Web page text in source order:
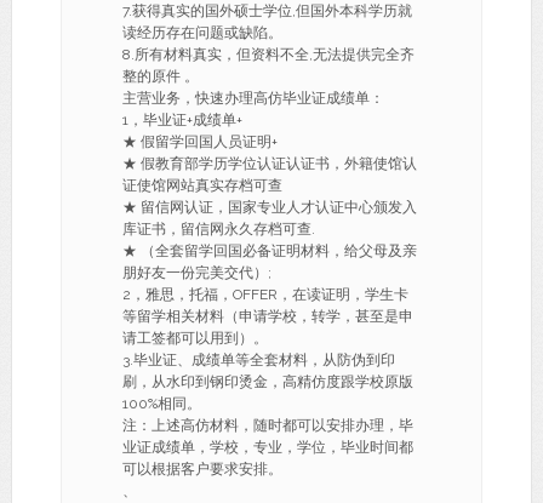
7.获得真实的国外硕士学位,但国外本科学历就
读经历存在问题或缺陷。
8.所有材料真实，但资料不全,无法提供完全齐
整的原件 。
主营业务，快速办理高仿毕业证成绩单：
1，毕业证+成绩单+
★ 假留学回国人员证明+
★ 假教育部学历学位认证认证书，外籍使馆认
证使馆网站真实存档可查
★ 留信网认证，国家专业人才认证中心颁发入
库证书，留信网永久存档可查.
★ （全套留学回国必备证明材料，给父母及亲
朋好友一份完美交代）;
2，雅思，托福，OFFER，在读证明，学生卡
等留学相关材料（申请学校，转学，甚至是申
请工签都可以用到）。
3.毕业证、成绩单等全套材料，从防伪到印
刷，从水印到钢印烫金，高精仿度跟学校原版
100%相同。
注：上述高仿材料，随时都可以安排办理，毕
业证成绩单，学校，专业，学位，毕业时间都
可以根据客户要求安排。
、